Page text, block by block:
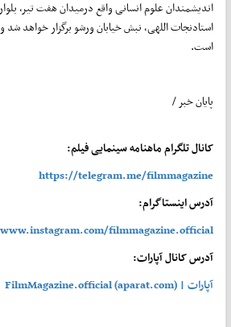
اندیشمندان علوم انسانی واقع درمیدان هفت تیر،
استادنجات اللهی، نبش خیابان ورشو برگزار خواهد شد
است.
پایان خبر /
کانال تلگرام ماهنامه سینمایی فیلم:
https://telegram.me/filmmagazine
آدرس اینستاگرام:
filmmagazine.official
آدرس کانال آپارات:
آپارات | FilmMagazine.official (aparat.com)